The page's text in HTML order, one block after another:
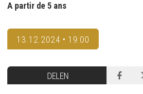
A partir de 5 ans
13.12.2024 • 19:00
DELEN